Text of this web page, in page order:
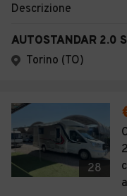
Descrizione
AUTOSTANDAR 2.0
Torino (TO)
28